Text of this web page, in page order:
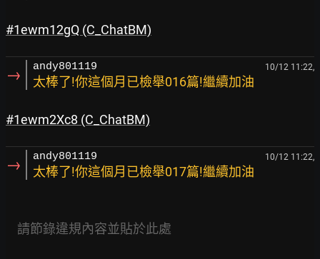
#1ewm12gQ (C_ChatBM)
→ andy801119 10/12 11:22,
太棒了!你這個月已檢舉016篇!繼續加油
#1ewm2Xc8 (C_ChatBM)
→ andy801119 10/12 11:22,
太棒了!你這個月已檢舉017篇!繼續加油
請節錄違規內容並貼於此處